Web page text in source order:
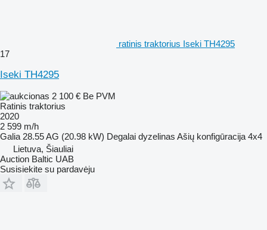
ratinis traktorius Iseki TH4295
17
Iseki TH4295
2 100 € Be PVM
Ratinis traktorius
2020
2 599 m/h
Galia 28.55 AG (20.98 kW) Degalai dyzelinas Ašių konfigūracija 4x4
Lietuva, Šiauliai
Auction Baltic UAB
Susisiekite su pardavėju